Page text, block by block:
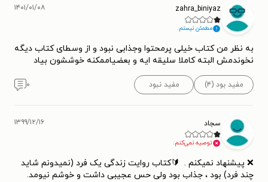
zahra_biniyaz
مطمئن نیستم.
۱۴۰۱/۰۱/۰۸
به نظر من کتاب خیلی پرمحتوا وجذابی نبود و از وسطای کتاب دیگه
نخوندمش البته کاملا سلیقه ایه و بعضیاممکنه خوششون بیاد
مفید بود (۴) مفید نبود ۰
سجاد
توصیه نمی‌کنم.
۱۳۹۹/۱۲/۱۶
❌ پیشنهاد نمیکنم . ‌ 🔰کتاب روایت زندگی یک فرد (نمیدونم شاید
چند فرد) بود ، جذاب بود ولی حس عجیبی داشت و خوشم نیومد. ‌‌‌‌